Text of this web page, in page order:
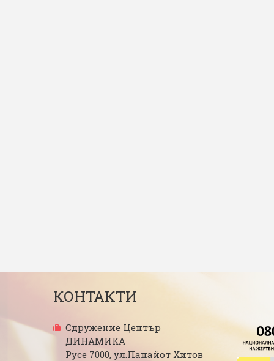
КОНТАКТИ
Сдружение Център
ДИНАМИКА
Русе 7000, ул.Панайот Хитов